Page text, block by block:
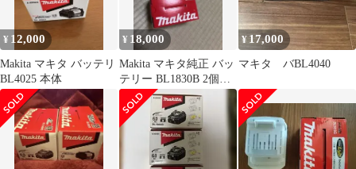
¥ 12,000
Makita マキタ バッテリ
BL4025 本体
¥ 18,000
Makita マキタ純正 バッ
テリー BL1830B 2個セ
ット
¥ 17,000
マキタ バBL4040